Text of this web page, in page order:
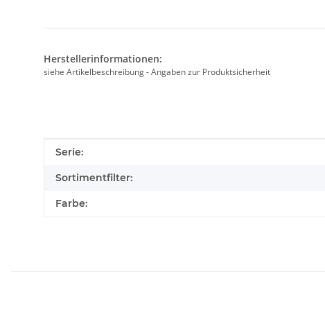
Herstellerinformationen:
siehe Artikelbeschreibung - Angaben zur Produktsicherheit
Produkteigenschaft
Wert
Serie:
Sortimentfilter:
Farbe: